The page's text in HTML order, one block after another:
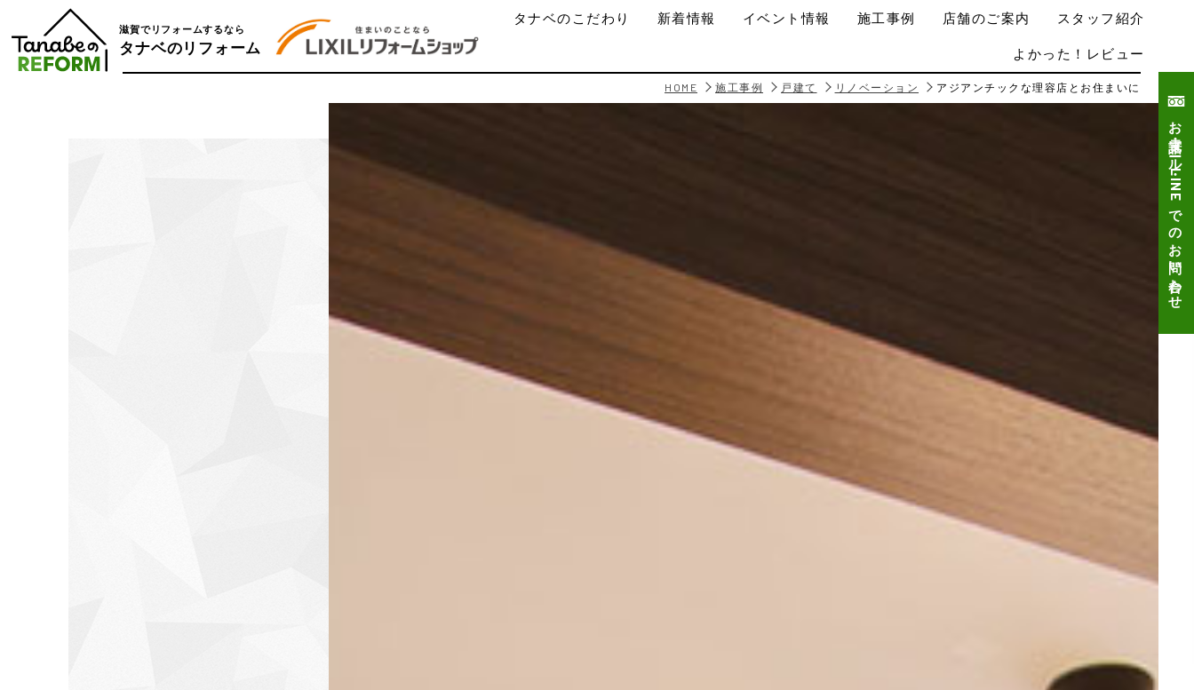
滋賀でリフォームするなら
タナベのリフォーム
タナベのこだわり 新着情報 イベント情報 施工事例 店舗のご案内 スタッフ紹介
よかった！レビュー
お電話・メール・LINEでのお問い合わせ
HOME 施工事例 戸建て リノベーション アジアンチックな理容店とお住まいに